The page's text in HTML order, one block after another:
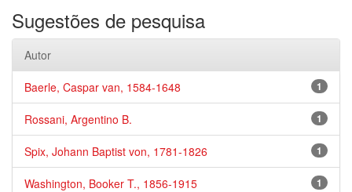
Sugestões de pesquisa
Autor
1
Baerle, Caspar van, 1584-1648
1
Rossani, Argentino B.
1
Spix, Johann Baptist von, 1781-1826
1
Washington, Booker T., 1856-1915